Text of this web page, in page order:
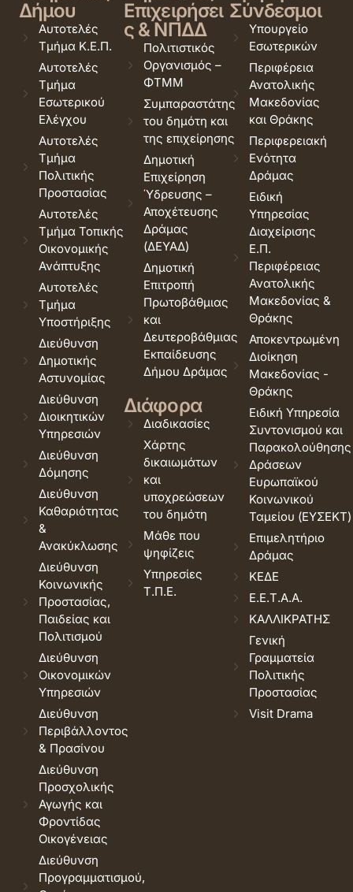
Δήμου
Αυτοτελές
Τμήμα Κ.Ε.Π.
Αυτοτελές
Τμήμα
Εσωτερικού
Ελέγχου
Αυτοτελές
Τμήμα
Πολιτικής
Προστασίας
Αυτοτελές
Τμήμα Τοπικής
Οικονομικής
Ανάπτυξης
Αυτοτελές
Τμήμα
Υποστήριξης
Διεύθυνση
Δημοτικής
Αστυνομίας
Διεύθυνση
Διοικητικών
Υπηρεσιών
Διεύθυνση
Δόμησης
Διεύθυνση
Καθαριότητας
&
Ανακύκλωσης
Διεύθυνση
Κοινωνικής
Προστασίας,
Παιδείας και
Πολιτισμού
Διεύθυνση
Οικονομικών
Υπηρεσιών
Διεύθυνση
Περιβάλλοντος
& Πρασίνου
Διεύθυνση
Προσχολικής
Αγωγής και
Φροντίδας
Οικογένειας
Διεύθυνση
Προγραμματισμού,
Επιχειρήσει
ς & ΝΠΔΔ
Πολιτιστικός
Οργανισμός –
ΦΤΜΜ
Συμπαραστάτης
του δημότη και
της επιχείρησης
Δημοτική
Επιχείρηση
Ύδρευσης –
Αποχέτευσης
Δράμας
(ΔΕΥΑΔ)
Δημοτική
Επιτροπή
Πρωτοβάθμιας
και
Δευτεροβάθμιας
Εκπαίδευσης
Δήμου Δράμας
Διάφορα
Διαδικασίες
Χάρτης
δικαιωμάτων
και
υποχρεώσεων
του δημότη
Μάθε που
ψηφίζεις
Υπηρεσίες
Τ.Π.Ε.
Σύνδεσμοι
Υπουργείο
Εσωτερικών
Περιφέρεια
Ανατολικής
Μακεδονίας
και Θράκης
Περιφερειακή
Ενότητα
Δράμας
Ειδική
Υπηρεσίας
Διαχείρισης
Ε.Π.
Περιφέρειας
Ανατολικής
Μακεδονίας &
Θράκης
Αποκεντρωμένη
Διοίκηση
Μακεδονίας -
Θράκης
Ειδική Υπηρεσία
Συντονισμού και
Παρακολούθησης
Δράσεων
Ευρωπαϊκού
Κοινωνικού
Ταμείου (ΕΥΣΕΚΤ)
Επιμελητήριο
Δράμας
ΚΕΔΕ
Ε.Ε.Τ.Α.Α.
ΚΑΛΛΙΚΡΑΤΗΣ
Γενική
Γραμματεία
Πολιτικής
Προστασίας
Visit Drama